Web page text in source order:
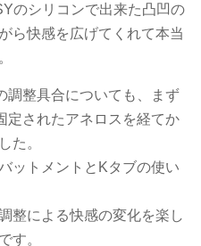
のシリコンで出来た凸凹の
ら快感を広げてくれて本当
調整具合についても、まず
定されたアネロスを経てか
た。
ットメントとKタブの使い
整による快感の変化を楽し
す。